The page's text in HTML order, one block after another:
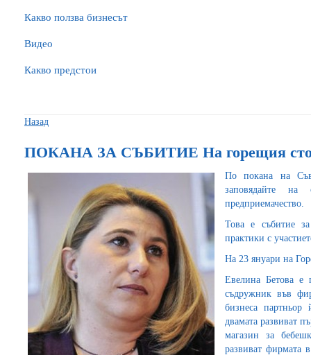
Какво ползва бизнесът
Видео
Какво предстои
Назад
ПОКАНА ЗА СЪБИТИЕ На горещия
По покана на
заповядайте
предприемачество.
Това е събитие
практики с
На 23 януари на
Евелина Бетова е
съдружник във
бизнеса
двамата развиват
магазин за
развиват фирмата